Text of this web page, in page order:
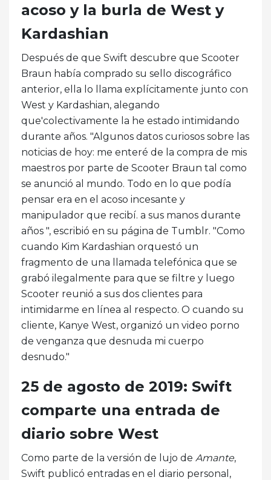
acoso y la burla de West y
Kardashian
Después de que Swift descubre que Scooter
Braun había comprado su sello discográfico
anterior, ella lo llama explícitamente junto con
West y Kardashian, alegando
que'colectivamente la he estado intimidando
durante años. "Algunos datos curiosos sobre las
noticias de hoy: me enteré de la compra de mis
maestros por parte de Scooter Braun tal como
se anunció al mundo. Todo en lo que podía
pensar era en el acoso incesante y
manipulador que recibí. a sus manos durante
años ", escribió en su página de Tumblr. "Como
cuando Kim Kardashian orquestó un
fragmento de una llamada telefónica que se
grabó ilegalmente para que se filtre y luego
Scooter reunió a sus dos clientes para
intimidarme en línea al respecto. O cuando su
cliente, Kanye West, organizó un video porno
de venganza que desnuda mi cuerpo
desnudo."
25 de agosto de 2019: Swift
comparte una entrada de
diario sobre West
Como parte de la versión de lujo de Amante,
Swift publicó entradas en el diario personal,